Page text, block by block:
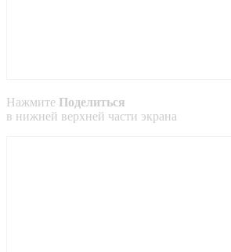
Нажмите Поделиться
в нижней верхней части экрана